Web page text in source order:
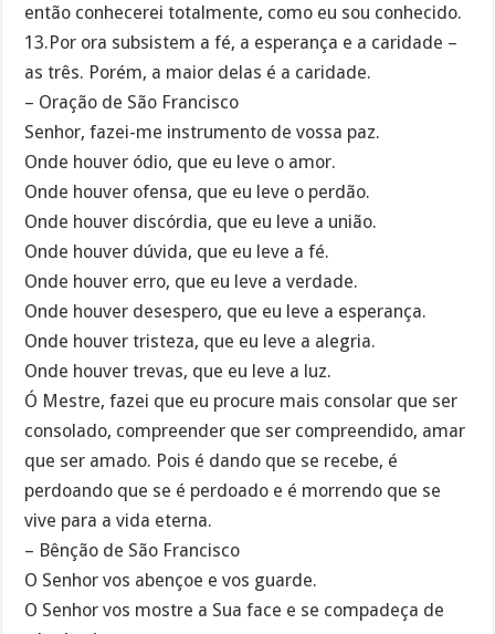
então conhecerei totalmente, como eu sou conhecido.
13.Por ora subsistem a fé, a esperança e a caridade –
as três. Porém, a maior delas é a caridade.
– Oração de São Francisco
Senhor, fazei-me instrumento de vossa paz.
Onde houver ódio, que eu leve o amor.
Onde houver ofensa, que eu leve o perdão.
Onde houver discórdia, que eu leve a união.
Onde houver dúvida, que eu leve a fé.
Onde houver erro, que eu leve a verdade.
Onde houver desespero, que eu leve a esperança.
Onde houver tristeza, que eu leve a alegria.
Onde houver trevas, que eu leve a luz.
Ó Mestre, fazei que eu procure mais consolar que ser
consolado, compreender que ser compreendido, amar
que ser amado. Pois é dando que se recebe, é
perdoando que se é perdoado e é morrendo que se
vive para a vida eterna.
– Bênção de São Francisco
O Senhor vos abençoe e vos guarde.
O Senhor vos mostre a Sua face e se compadeça de